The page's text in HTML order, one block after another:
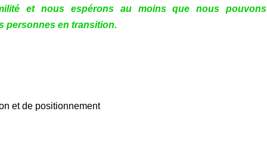
et nous espérons au moins que nous pouvons
personnes en transition.
et de positionnement